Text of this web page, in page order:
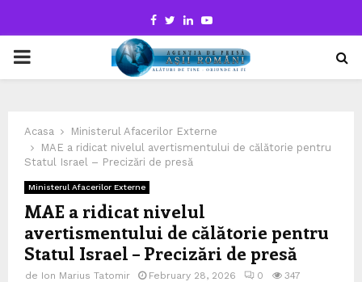
Facebook
TwitterLinkedinYoutube
PRIMARY
Acasa
Ministerul Afacerilor Externe
MAE a ridicat nivelul avertismentului de călătorie pentru
Statul Israel – Precizări de presă
Ministerul Afacerilor Externe
MAE a ridicat nivelul
avertismentului de călătorie pentru
Statul Israel – Precizări de presă
de Ion Marius Tatomir February 28, 2026 0 347